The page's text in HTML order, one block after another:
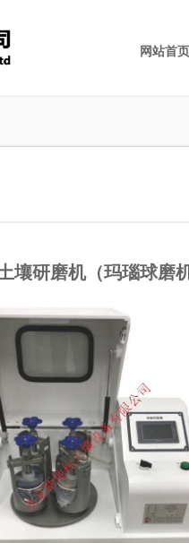
网站首页
壤研磨机（玛瑙球磨